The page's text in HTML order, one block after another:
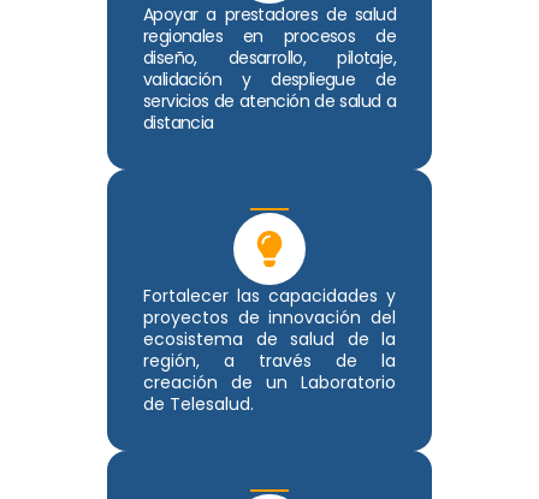
Apoyar a prestadores de salud
regionales en procesos de
diseño, desarrollo, pilotaje,
validación y despliegue de
servicios de atención de salud a
distancia
Fortalecer las capacidades y
proyectos de innovación del
ecosistema de salud de la
región, a través de la
creación de un Laboratorio
de Telesalud.